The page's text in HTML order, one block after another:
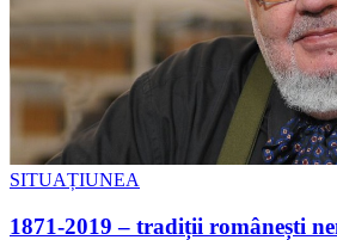
SITUAȚIUNEA
1871-2019 – tradiții românești